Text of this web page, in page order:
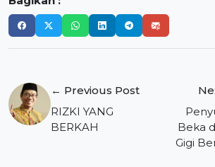
pos
← Previous Post
RIZKI YANG
BERKAH
Beka
Gigi